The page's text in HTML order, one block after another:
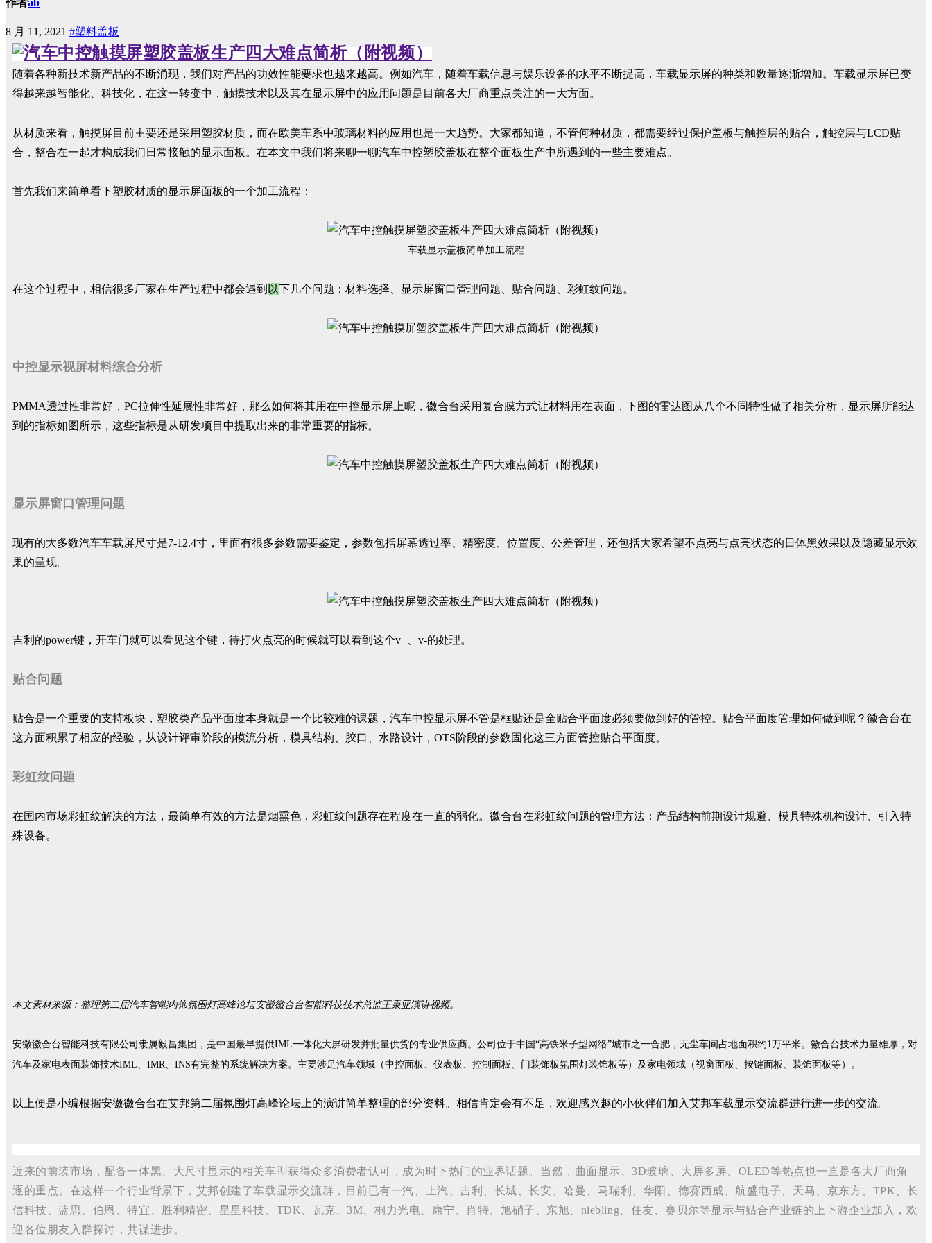
8 月 11, 2021 #塑料盖板
随着各种新技术新产品的不断涌现，我们对产品的功效性能要求也越来越高。例如汽车，随着车载信息与娱乐设备的水平不断提高，车载显示屏的种类和数量逐渐增加。车载显示屏已变
得越来越智能化、科技化，在这一转变中，触摸技术以及其在显示屏中的应用问题是目前各大厂商重点关注的一大方面。
从材质来看，触摸屏目前主要还是采用塑胶材质，而在欧美车系中玻璃材料的应用也是一大趋势。大家都知道，不管何种材质，都需要经过保护盖板与触控层的贴合，触控层与LCD贴
合，整合在一起才构成我们日常接触的显示面板。在本文中我们将来聊一聊汽车中控塑胶盖板在整个面板生产中所遇到的一些主要难点。
首先我们来简单看下塑胶材质的显示屏面板的一个加工流程：
车载显示盖板简单加工流程
在这个过程中，相信很多厂家在生产过程中都会遇到 以下几个问题：材料选择、显示屏窗口管理问题、贴合问题、彩虹纹问题。
中控显示视屏材料综合分析
PMMA透过性非常好，PC拉伸性延展性非常好，那么如何将其用在中控显示屏上呢，徽合台采用复合膜方式让材料用在表面，下图的雷达图从八个不同特性做了相关分析，显示屏所能达
到的指标如图所示，这些指标是从研发项目中提取出来的非常重要的指标。
显示屏窗口管理问题
现有的大多数汽车车载屏尺寸是7-12.4寸，里面有很多参数需要鉴定，参数包括屏幕透过率、精密度、位置度、公差管理，还包括大家希望不点亮与点亮状态的日体黑效果以及隐藏显示效
果的呈现。
吉利的power键，开车门就可以看见这个键，待打火点亮的时候就可以看到这个v+、v-的处理。
贴合问题
贴合是一个重要的支持板块，塑胶类产品平面度本身就是一个比较难的课题，汽车中控显示屏不管是框贴还是全贴合平面度必须要做到好的管控。贴合平面度管理如何做到呢？徽合台在
这方面积累了相应的经验，从设计评审阶段的模流分析，模具结构、胶口、水路设计，OTS阶段的参数固化这三方面管控贴合平面度。
彩虹纹问题
在国内市场彩虹纹解决的方法，最简单有效的方法是烟熏色，彩虹纹问题存在程度在一直的弱化。徽合台在彩虹纹问题的管理方法：产品结构前期设计规避、模具特殊机构设计、引入特
殊设备。
本文素材来源：整理第二届汽车智能内饰氛围灯高峰论坛安徽徽合台智能科技技术总监王秉亚演讲视频。
安徽徽合台智能科技有限公司隶属毅昌集团，是中国最早提供IML一体化大屏研发并批量供货的专业供应商。公司位于中国“高铁米子型网络”城市之一合肥，无尘车间占地面积约1万平米。徽合台技术力量雄厚，对
汽车及家电表面装饰技术IML、IMR、INS有完整的系统解决方案。主要涉足汽车领域（中控面板、仪表板、控制面板、门装饰板氛围灯装饰板等）及家电领域（视窗面板、按键面板、装饰面板等）。
以上便是小编根据安徽徽合台在艾邦第二届氛围灯高峰论坛上的演讲简单整理的部分资料。相信肯定会有不足，欢迎感兴趣的小伙伴们加入艾邦车载显示交流群进行进一步的交流。
近来的前装市场，配备一体黑、大尺寸显示的相关车型获得众多消费者认可，成为时下热门的业界话题。当然，曲面显示、3D玻璃、大屏多屏、OLED等热点也一直是各大厂商角
逐的重点。在这样一个行业背景下，艾邦创建了车载显示交流群，目前已有一汽、上汽、吉利、长城、长安、哈曼、马瑞利、华阳、德赛西威、航盛电子、天马、京东方、TPK、长
信科技、蓝思、伯恩、特宜、胜利精密、 星星科技、 TDK、瓦克、3M、桐力光电、康宁、肖特、旭硝子、东旭、niebling、住友、赛贝尔等显示与贴合产业链的上下游企业加入，欢
迎各位朋友入群探讨，共谋进步。